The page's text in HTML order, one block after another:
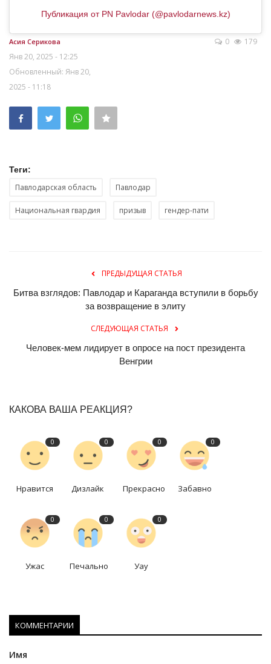
Публикация от PN Pavlodar (@pavlodarnews.kz)
Асия Серикова
Янв 20, 2025 - 12:25
Обновленный: Янв 20,
2025 - 11:18
0 179
Теги:
Павлодарская область Павлодар
Национальная гвардия призыв гендер-пати
ПРЕДЫДУЩАЯ СТАТЬЯ
Битва взглядов: Павлодар и Караганда вступили в борьбу
за возвращение в элиту
СЛЕДУЮЩАЯ СТАТЬЯ
Человек-мем лидирует в опросе на пост президента
Венгрии
КАКОВА ВАША РЕАКЦИЯ?
0
Нравится
0
Дизлайк
0
Прекрасно
0
Забавно
0
Ужас
0
Печально
0
Уау
КОММЕНТАРИИ
Имя